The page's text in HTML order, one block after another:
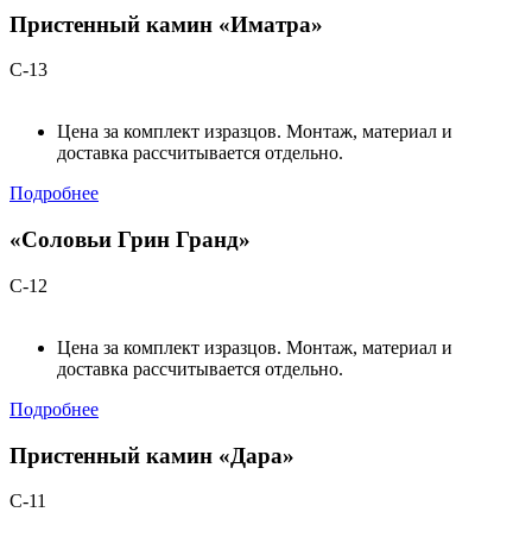
Пристенный камин «Иматра»
С-13
Цена за комплект изразцов. Монтаж, материал и
доставка рассчитывается отдельно.
Подробнее
«Соловьи Грин Гранд»
С-12
Цена за комплект изразцов. Монтаж, материал и
доставка рассчитывается отдельно.
Подробнее
Пристенный камин «Дара»
С-11